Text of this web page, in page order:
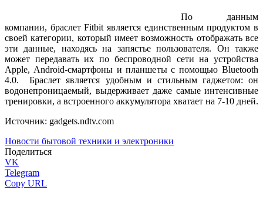
По данным
компании, браслет Fitbit является единственным продуктом в
своей категории, который имеет возможность отображать все
эти данные, находясь на запястье пользователя. Он также
может передавать их по беспроводной сети на устройства
Apple, Android-смартфоны и планшеты с помощью Bluetooth
4.0. Браслет является удобным и стильным гаджетом: он
водонепроницаемый, выдерживает даже самые интенсивные
тренировки, а встроенного аккумулятора хватает на 7-10 дней.
Источник: gadgets.ndtv.com
Новости бытовой техники и электроники
Поделиться
VK
Telegram
Copy URL